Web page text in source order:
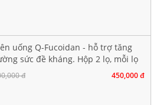
uống Q-Fucoidan - hỗ trợ tăng
sức đề kháng. Hộp 2 lọ, mỗi lọ
viên đ 450,000 đ